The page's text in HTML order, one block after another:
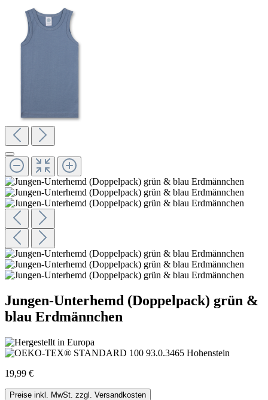
Jungen-Unterhemd (Doppelpack) grün &
blau Erdmännchen
19,99 €
Preise inkl. MwSt. zzgl. Versandkosten